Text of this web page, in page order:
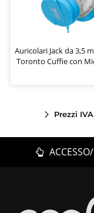
Auricolari Jack da 3,5
Toronto Cuffie con
Prezzi